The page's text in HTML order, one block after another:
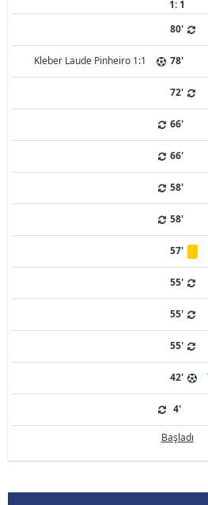
1: 1
80'
Kleber Laude Pinheiro 1:1 78'
72'
66'
66'
58'
58'
57'
55'
55'
55'
42'
4'
Başladı